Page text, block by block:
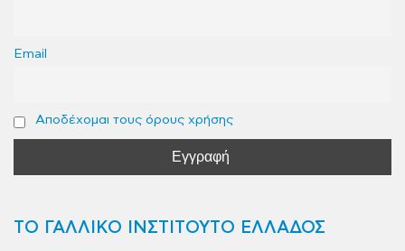
Email
Αποδέχομαι τους όρους χρήσης
ΤΟ ΓΑΛΛΙΚΟ ΙΝΣΤΙΤΟΥΤΟ ΕΛΛΑΔΟΣ